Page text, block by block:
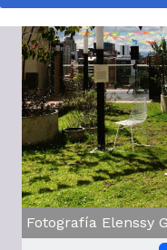
Fotografía Elenssy